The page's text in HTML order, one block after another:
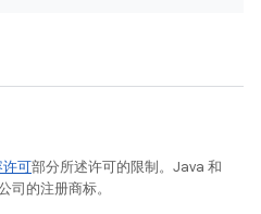
许可部分所述许可的限制。Java 和
的注册商标。